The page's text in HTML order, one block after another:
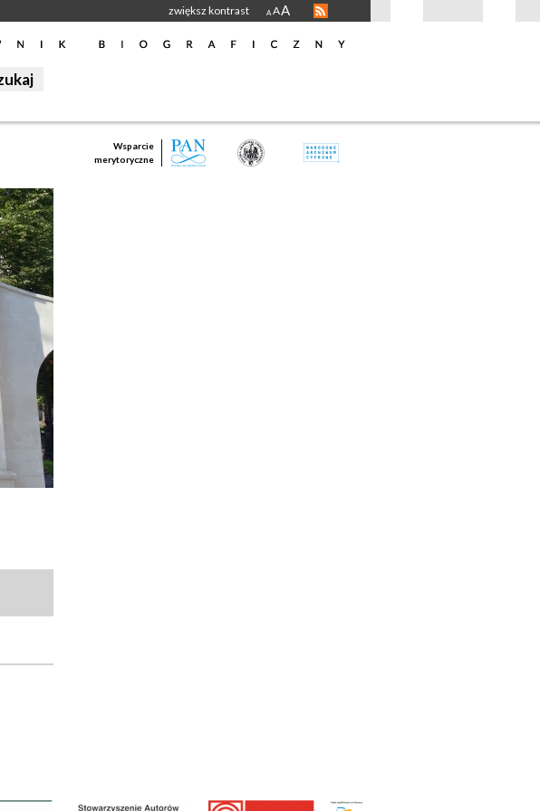
zwiększ kontrast A AA
Wsparcie
merytoryczne